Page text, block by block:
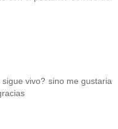
vivo? sino me gustaria